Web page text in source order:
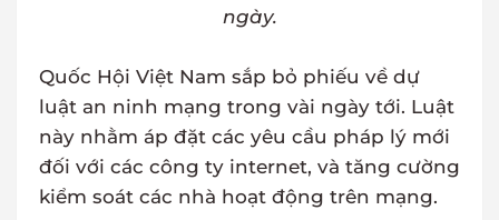
ngày.
Quốc Hội Việt Nam sắp bỏ phiếu về dự
luật an ninh mạng trong vài ngày tới. Luật
này nhằm áp đặt các yêu cầu pháp lý mới
đối với các công ty internet, và tăng cường
kiểm soát các nhà hoạt động trên mạng.